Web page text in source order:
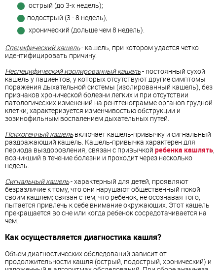
острый (до 3-х недель);
подострый (3 - 8 недель);
хронический (дольше чем 8 недель).
Специфический кашель- кашель, при котором удается четко
идентифицировать причину.
Неспецифический изолированный кашель- постоянный сухой
кашель у пациентов, у которых отсутствуют другие симптомы
поражения дыхательной системы (изолированный кашель), без
признаков хронической болезни легких и при отсутствии
патологических изменений на рентгенограмме органов грудной
клетки; характеризуется изменчивостью обструкции и
эозинофильным воспалением дыхательных путей.
Психогенный кашельвключает кашель-привычку и сигнальный
раздражающий кашель. Кашель-привычка характерен для
периода выздоровления, связан с привычкой ребенка кашлять,
возникший в течение болезни и проходит через несколько
недель.
Сигнальный кашель- характерный для детей, проявляют
безразличие к тому, что они нарушают общественный покой
своим кашлем; связан с тем, что ребенок, не осознавая того,
пытается привлечь к себе внимание окружающих. Этот кашель
прекращается во сне или когда ребенок сосредотачивается на
чем.
Как осуществляется диагностика кашля?
Объем диагностических обследований зависит от
продолжительности кашля (острый, подострый, хронический) и